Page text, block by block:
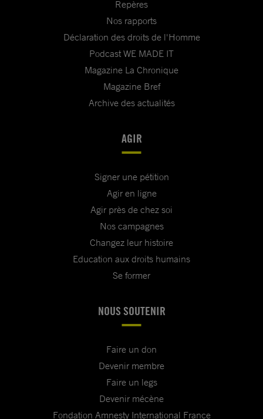
Repères
Nos rapports
Déclaration des droits de l'Homme
Podcast WE MADE IT
Magazine La Chronique
Magazine Bref
Archive des actualités
AGIR
Signer une pétition
Agir en ligne
Agir près de chez soi
Nos campagnes
Changez leur histoire
Education aux droits humains
Se former
NOUS SOUTENIR
Faire un don
Devenir membre
Faire un legs
Devenir mécène
Fondation Amnesty International France